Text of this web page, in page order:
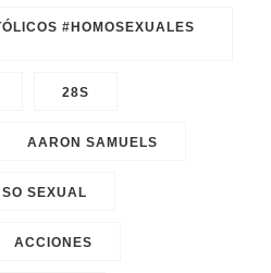
#HOMOSEXUALES
28S
AARON SAMUELS
SEXUAL
ACCIONES